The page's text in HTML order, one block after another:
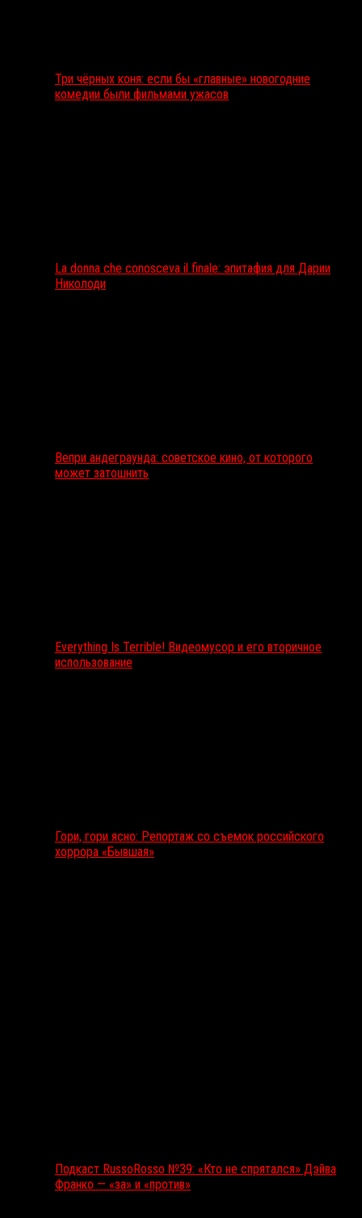
Три чёрных коня: если бы «главные» новогодние
комедии были фильмами ужасов
La donna che conosceva il finale: эпитафия для Дарии
Николоди
Вепри андеграунда: советское кино, от которого
может затошнить
Everything Is Terrible! Видеомусор и его вторичное
использование
Гори, гори ясно: Репортаж со съемок российского
хоррора «Бывшая»
Подкаст RussoRosso №39: «Кто не спрятался» Дэйва
Франко — «за» и «против»